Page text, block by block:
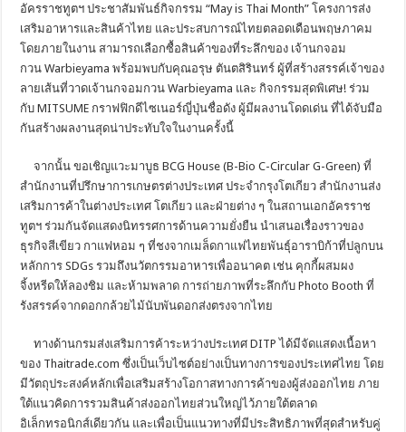
อัครราชทูตฯ ประชาสัมพันธ์กิจกรรม “May is Thai Month” โครงการส่ง
เสริมอาหารและสินค้าไทย และประสบการณ์ไทยตลอดเดือนพฤษภาคม
โดยภายในงาน สามารถเลือกซื้อสินค้าของที่ระลึกของ เจ้านกจอม
กวน Warbieyama พร้อมพบกับคุณอรุษ ตันตสิรินทร์ ผู้ที่สร้างสรรค์เจ้าของ
ลายเส้นที่วาดเจ้านกจอมกวน Warbieyama และ กิจกรรมสุดพิเศษ! ร่วม
กับ MITSUME กราฟฟิกดีไซเนอร์ญี่ปุ่นชื่อดัง ผู้มีผลงานโดดเด่น ที่ได้จับมือ
กันสร้างผลงานสุดน่าประทับใจในงานครั้งนี้
จากนั้น ขอเชิญแวะมาบูธ BCG House (B-Bio C-Circular G-Green) ที่
สำนักงานที่ปรึกษาการเกษตรต่างประเทศ ประจำกรุงโตเกียว สำนักงานส่ง
เสริมการค้าในต่างประเทศ โตเกียว และฝ่ายต่าง ๆ ในสถานเอกอัครราช
ทูตฯ ร่วมกันจัดแสดงนิทรรศการด้านความยั่งยืน นำเสนอเรื่องราวของ
ธุรกิจสีเขียว กาแฟหอม ๆ ที่ชงจากเมล็ดกาแฟไทยพันธุ์อาราบิก้าที่ปลูกบน
หลักการ SDGs รวมถึงนวัตกรรมอาหารเพื่ออนาคต เช่น คุกกี้ผสมผง
จิ้งหรีดให้ลองชิม และห้ามพลาด การถ่ายภาพที่ระลึกกับ Photo Booth ที่
รังสรรค์จากดอกกล้วยไม้นับพันดอกส่งตรงจากไทย
ทางด้านกรมส่งเสริมการค้าระหว่างประเทศ DITP ได้มีจัดแสดงเนื้อหา
ของ Thaitrade.com ซึ่งเป็นเว็บไซต์อย่างเป็นทางการของประเทศไทย โดย
มีวัตถุประสงค์หลักเพื่อเสริมสร้างโอกาสทางการค้าของผู้ส่งออกไทย ภาย
ใต้แนวคิดการรวมสินค้าส่งออกไทยส่วนใหญ่ไว้ภายใต้ตลาด
อิเล็กทรอนิกส์เดียวกัน และเพื่อเป็นแนวทางที่มีประสิทธิภาพที่สุดสำหรับคู่